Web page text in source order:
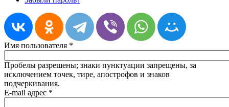
Имя пользователя *
Пробелы разрешены; знаки пунктуации запрещены, за
исключением точек, тире, апострофов и знаков
подчеркивания.
E-mail адрес *